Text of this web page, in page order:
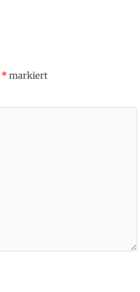
*markiert